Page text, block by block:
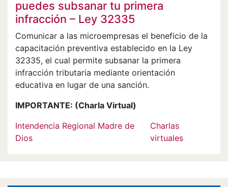
puedes subsanar tu primera
infracción – Ley 32335
Comunicar a las microempresas el beneficio de la
capacitación preventiva establecido en la Ley
32335, el cual permite subsanar la primera
infracción tributaria mediante orientación
educativa en lugar de una sanción.
IMPORTANTE: (Charla Virtual)
Intendencia Regional Madre de
Dios
Charlas
virtuales